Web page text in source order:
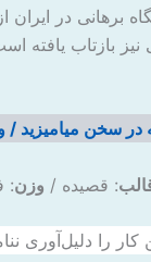
برهانی در
بازتاب یافته
سخن میامیزید /
: قصیده / وزن:
را دلیل‌آوری